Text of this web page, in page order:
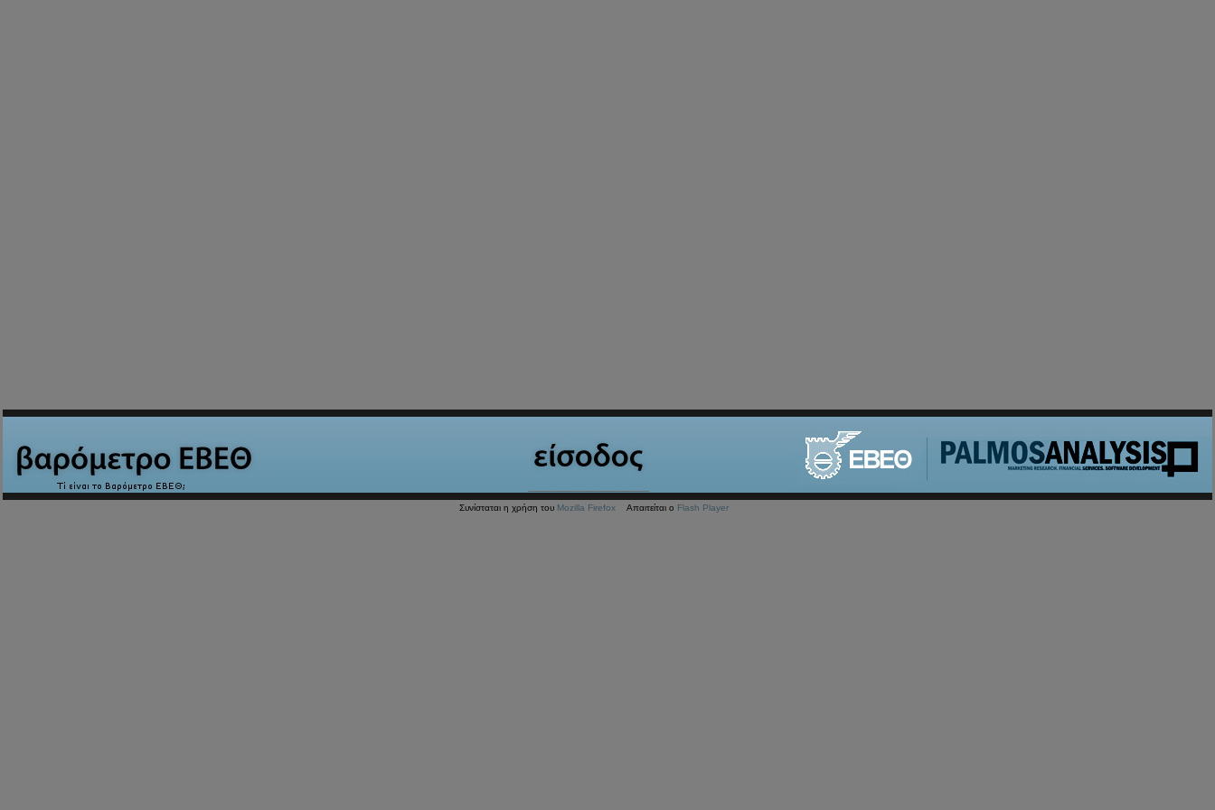
Συνίσταται η χρήση του Mozilla Firefox Απαιτείται ο Flash Player